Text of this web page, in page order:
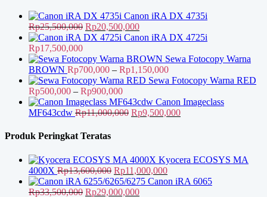
Rp45,000,000.
Canon iRA DX 4735i
Rp25,500,000 Harga
aslinya
Rp25,500,000.
Rp20,500,000Harga
saat
adalah:
Rp20,500,000.
Canon iRA DX 4725i
Rp17,500,000
Sewa Fotocopy Warna
BROWN Rp700,000 – Rp1,150,000Rentang
harga:
hingga
Rp1,150,000
Sewa Fotocopy Warna RED
Rp500,000 – Rp900,000Rentang
harga:
Rp500,000
Canon Imageclass
MF643cdw Rp11,000,000 Harga
Rp9,500,000Harga
Rp9,500,000.
Produk Peringkat Teratas
Kyocera ECOSYS MA
4000X Rp13,600,000 Harga
aslinya
adalah:
Rp11,000,000Harga
saat
Canon iRA 6065
Rp33,500,000 Harga
Rp29,000,000Harga